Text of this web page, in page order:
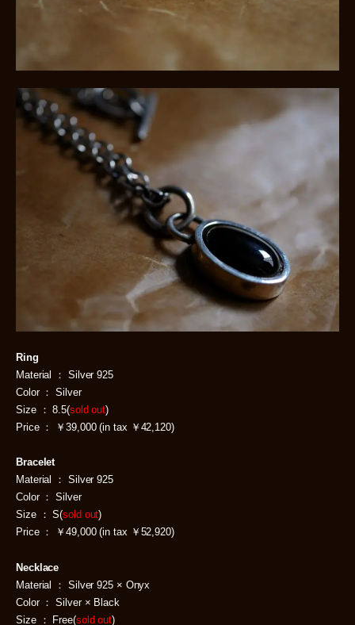
Ring
Material ： Silver 925
Color ： Silver
Size ： 8.5(sold out)
Price ： ￥39,000 (in tax ￥42,120)
Bracelet
Material ： Silver 925
Color ： Silver
Size ： S(sold out)
Price ： ￥49,000 (in tax ￥52,920)
Necklace
Material ： Silver 925 × Onyx
Color ： Silver × Black
Size ： Free(sold out)